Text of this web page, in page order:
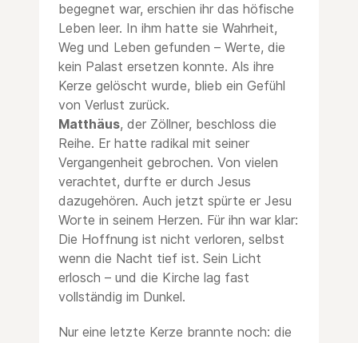
begegnet war, erschien ihr das höfische
Leben leer. In ihm hatte sie Wahrheit,
Weg und Leben gefunden – Werte, die
kein Palast ersetzen konnte. Als ihre
Kerze gelöscht wurde, blieb ein Gefühl
von Verlust zurück.
Matthäus, der Zöllner, beschloss die
Reihe. Er hatte radikal mit seiner
Vergangenheit gebrochen. Von vielen
verachtet, durfte er durch Jesus
dazugehören. Auch jetzt spürte er Jesu
Worte in seinem Herzen. Für ihn war klar:
Die Hoffnung ist nicht verloren, selbst
wenn die Nacht tief ist. Sein Licht
erlosch – und die Kirche lag fast
vollständig im Dunkel.
Nur eine letzte Kerze brannte noch: die